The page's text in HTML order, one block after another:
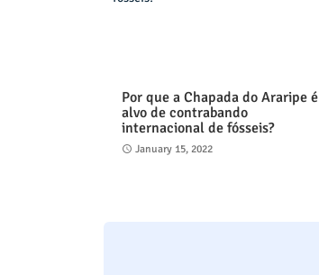
Por que a Chapada do Araripe é
alvo de contrabando
internacional de fósseis?
January 15, 2022